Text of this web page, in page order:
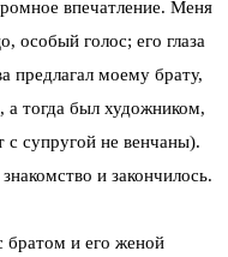
впечатление. Меня
особый голос; его глаза
предлагал моему брату,
а тогда был художником,
с супругой не венчаны).
и закончилось.
и его женой